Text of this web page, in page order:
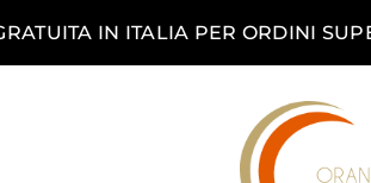
IN ITALIA PER ORDINI